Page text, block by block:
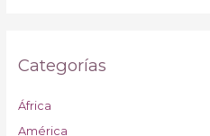
Categorías
África
América